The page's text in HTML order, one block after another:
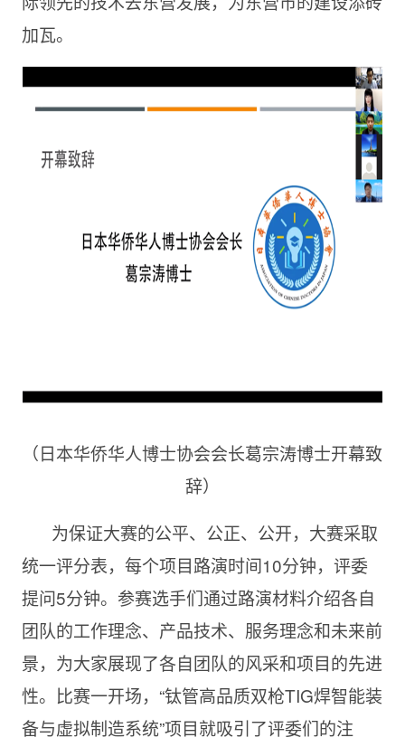
加瓦。
（日本华侨华人博士协会会长葛宗涛博士开幕致
辞）
为保证大赛的公平、公正、公开，大赛采取
统一评分表，每个项目路演时间10分钟，评委
提问5分钟。参赛选手们通过路演材料介绍各自
团队的工作理念、产品技术、服务理念和未来前
景，为大家展现了各自团队的风采和项目的先进
性。比赛一开场，“钛管高品质双枪TIG焊智能装
备与虚拟制造系统”项目就吸引了评委们的注